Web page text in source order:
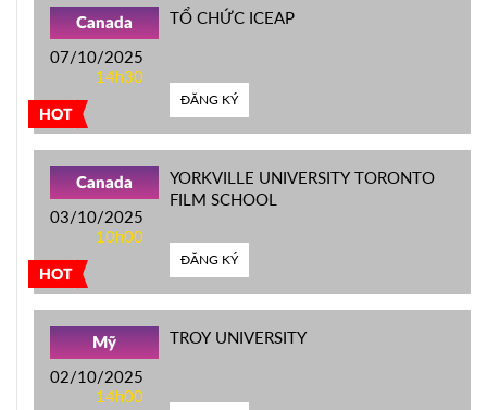
HOT
Canada
07/10/2025
14h30
TỔ CHỨC ICEAP
ĐĂNG KÝ
HOT
Canada
03/10/2025
10h00
YORKVILLE UNIVERSITY TORONTO
FILM SCHOOL
ĐĂNG KÝ
Mỹ
02/10/2025
14h00
TROY UNIVERSITY